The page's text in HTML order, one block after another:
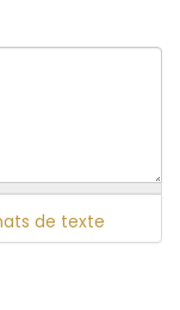
de texte